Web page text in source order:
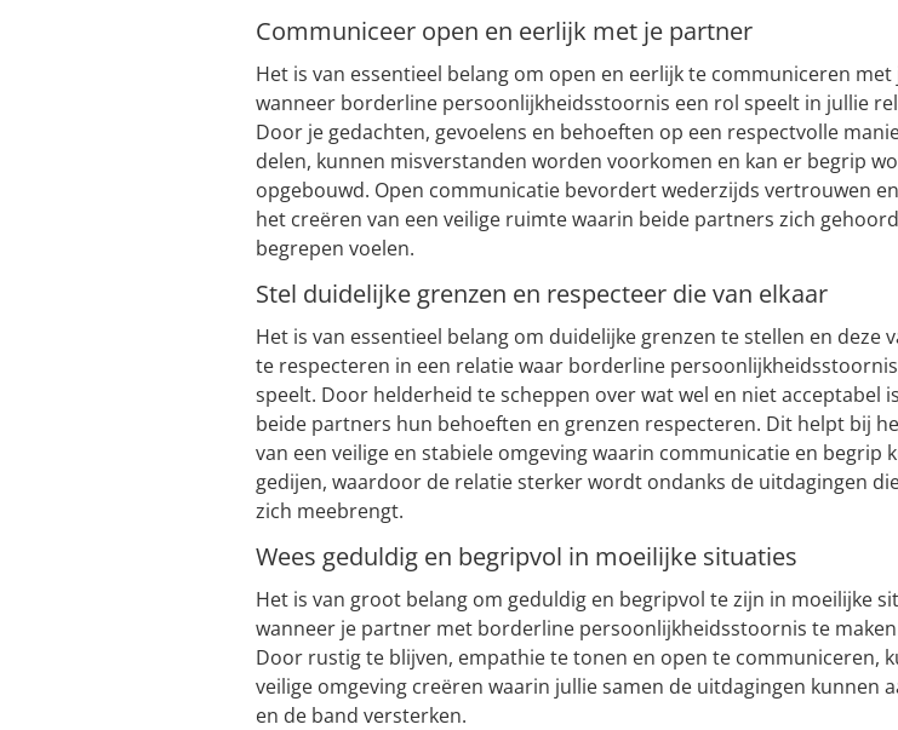
Communiceer open en eerlijk met je partner
Het is van essentieel belang om open en eerlijk te communiceren
wanneer borderline persoonlijkheidsstoornis een rol speelt in jullie
Door je gedachten, gevoelens en behoeften op een respectvolle
delen, kunnen misverstanden worden voorkomen en kan er begrip
opgebouwd. Open communicatie bevordert wederzijds vertrouwen
het creëren van een veilige ruimte waarin beide partners zich
begrepen voelen.
Stel duidelijke grenzen en respecteer die van elkaar
Het is van essentieel belang om duidelijke grenzen te stellen en deze
te respecteren in een relatie waar borderline
speelt. Door helderheid te scheppen over wat wel en niet acceptabel
beide partners hun behoeften en grenzen respecteren. Dit helpt bij
van een veilige en stabiele omgeving waarin communicatie en begrip
gedijen, waardoor de relatie sterker wordt ondanks de uitdagingen
zich meebrengt.
Wees geduldig en begripvol in moeilijke situaties
Het is van groot belang om geduldig en begripvol te zijn in moeilijke
wanneer je partner met borderline persoonlijkheidsstoornis te
Door rustig te blijven, empathie te tonen en open te communiceren,
veilige omgeving creëren waarin jullie samen de uitdagingen kunnen
en de band versterken.